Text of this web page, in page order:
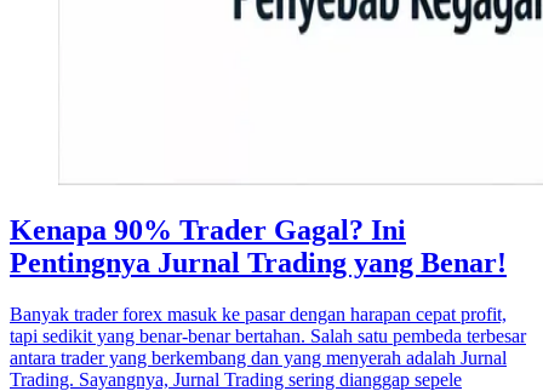
Kenapa 90% Trader Gagal? Ini
Pentingnya Jurnal Trading yang Benar!
Banyak trader forex masuk ke pasar dengan harapan cepat profit,
tapi sedikit yang benar-benar bertahan. Salah satu pembeda terbesar
antara trader yang berkembang dan yang menyerah adalah Jurnal
Trading. Sayangnya, Jurnal Trading sering dianggap sepele